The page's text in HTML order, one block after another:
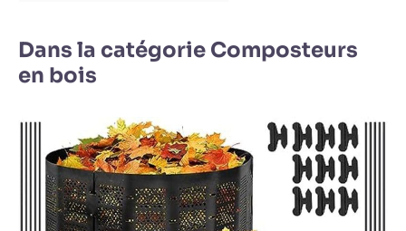
Dans la catégorie Composteurs
en bois